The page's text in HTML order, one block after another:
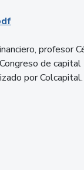
profesor
de capital
por